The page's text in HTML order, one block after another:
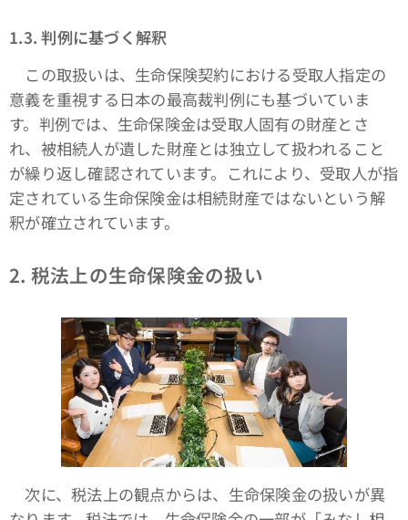
1.3. 判例に基づく解釈
この取扱いは、生命保険契約における受取人指定の
意義を重視する日本の最高裁判例にも基づいていま
す。判例では、生命保険金は受取人固有の財産とさ
れ、被相続人が遺した財産とは独立して扱われること
が繰り返し確認されています。これにより、受取人が指
定されている生命保険金は相続財産ではないという解
釈が確立されています。
2. 税法上の生命保険金の扱い
次に、税法上の観点からは、生命保険金の扱いが異